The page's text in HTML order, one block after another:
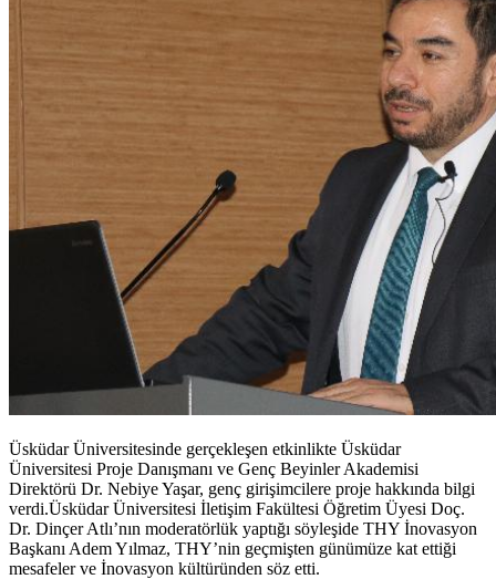
Üsküdar Üniversitesinde gerçekleşen etkinlikte Üsküdar
Üniversitesi Proje Danışmanı ve Genç Beyinler Akademisi
Direktörü Dr. Nebiye Yaşar, genç girişimcilere proje hakkında bilgi
verdi.Üsküdar Üniversitesi İletişim Fakültesi Öğretim Üyesi Doç.
Dr. Dinçer Atlı’nın moderatörlük yaptığı söyleşide THY İnovasyon
Başkanı Adem Yılmaz, THY’nin geçmişten günümüze kat ettiği
mesafeler ve İnovasyon kültüründen söz etti.